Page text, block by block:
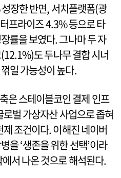
장한 반면, 서치플랫폼(광
프라이즈 4.3% 등으로 타
률을 보였다. 그나마 두 자
도 두나무 결합 시너
일 가능성이 높다.
은 스테이블코인 결제 인프
벌 가상자산 사업으로 좁혀
조건이다. 이해진 네이버
을 ‘생존을 위한 선택’이라
서 나온 것으로 해석된다.